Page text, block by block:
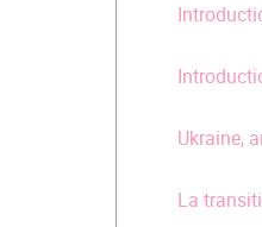
Ukraine,
La